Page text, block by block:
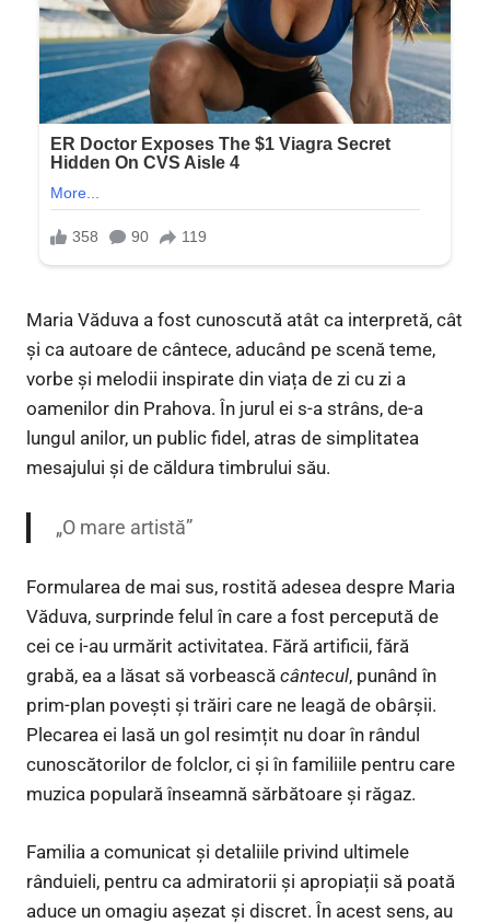
Maria Văduva a fost cunoscută atât ca interpretă, cât
și ca autoare de cântece, aducând pe scenă teme,
vorbe și melodii inspirate din viața de zi cu zi a
oamenilor din Prahova. În jurul ei s-a strâns, de-a
lungul anilor, un public fidel, atras de simplitatea
mesajului și de căldura timbrului său.
„O mare artistă”
Formularea de mai sus, rostită adesea despre Maria
Văduva, surprinde felul în care a fost percepută de
cei ce i-au urmărit activitatea. Fără artificii, fără
grabă, ea a lăsat să vorbească cântecul, punând în
prim-plan povești și trăiri care ne leagă de obârșii.
Plecarea ei lasă un gol resimțit nu doar în rândul
cunoscătorilor de folclor, ci și în familiile pentru care
muzica populară înseamnă sărbătoare și răgaz.
Familia a comunicat și detaliile privind ultimele
rânduieli, pentru ca admiratorii și apropiații să poată
aduce un omagiu așezat și discret. În acest sens, au